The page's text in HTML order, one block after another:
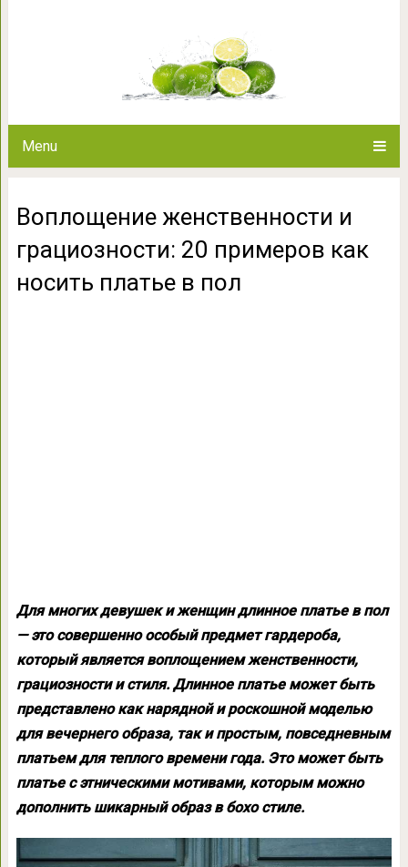
Menu
Воплощение женственности и
грациозности: 20 примеров как
носить платье в пол
Для многих девушек и женщин длинное платье в пол
— это совершенно особый предмет гардероба,
который является воплощением женственности,
грациозности и стиля. Длинное платье может быть
представлено как нарядной и роскошной моделью
для вечернего образа, так и простым, повседневным
платьем для теплого времени года. Это может быть
платье с этническими мотивами, которым можно
дополнить шикарный образ в бохо стиле.